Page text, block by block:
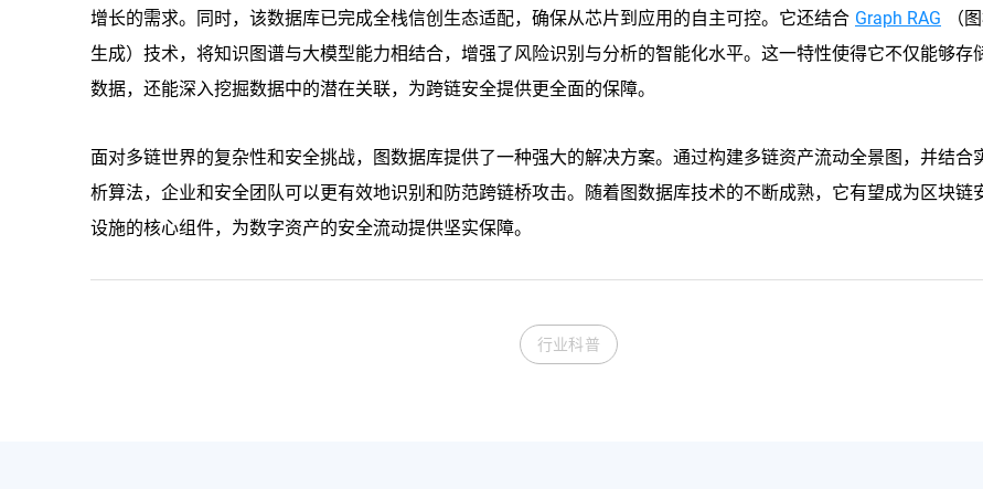
增长的需求。同时，该数据库已完成全栈信创生态适配，确保从芯片到应用的自主可控。它还结合 Graph RAG
（
生成）技术，将知识图谱与大模型能力相结合，增强了风险识别与分析的智能化水平。这一特性使得它不仅能够存
数据，还能深入挖掘数据中的潜在关联，为跨链安全提供更全面的保障。
面对多链世界的复杂性和安全挑战，图数据库提供了一种强大的解决方案。通过构建多链资产流动全景图，并结合
析算法，企业和安全团队可以更有效地识别和防范跨链桥攻击。随着图数据库技术的不断成熟，它有望成为区块链
设施的核心组件，为数字资产的安全流动提供坚实保障。
行业科普